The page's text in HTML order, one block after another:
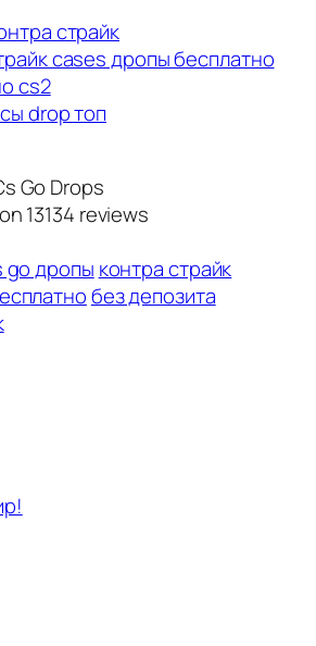
страйк
cases дропы бесплатно
cs2
drop топ
Go Drops
13134 reviews
go дропы контра страйк
без депозита